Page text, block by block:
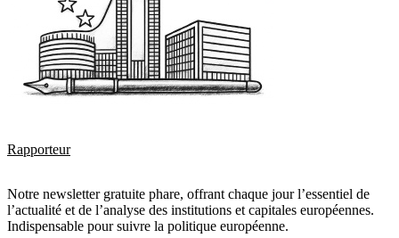
Rapporteur
Notre newsletter gratuite phare, offrant chaque jour l’essentiel de
l’actualité et de l’analyse des institutions et capitales européennes.
Indispensable pour suivre la politique européenne.